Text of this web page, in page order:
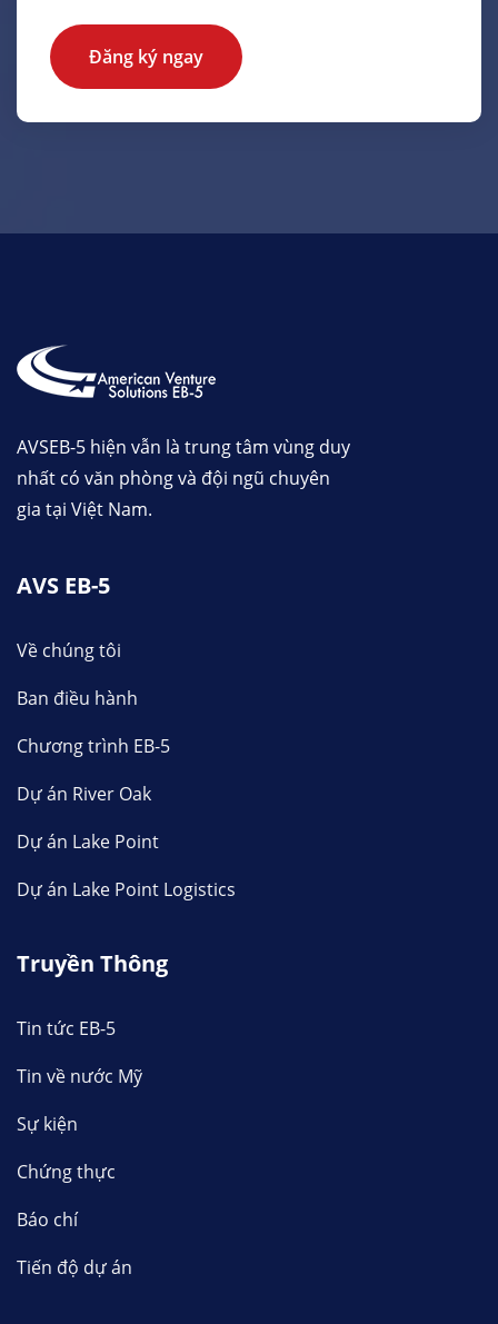
Đăng ký ngay
AVSEB-5 hiện vẫn là trung tâm vùng duy
nhất có văn phòng và đội ngũ chuyên
gia tại Việt Nam.
AVS EB-5
Về chúng tôi
Ban điều hành
Chương trình EB-5
Dự án River Oak
Dự án Lake Point
Dự án Lake Point Logistics
Truyền Thông
Tin tức EB-5
Tin về nước Mỹ
Sự kiện
Chứng thực
Báo chí
Tiến độ dự án